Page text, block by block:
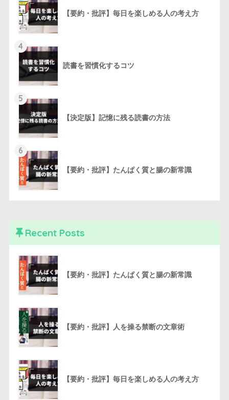
【要約・批評】毎日を楽しめる人の考え方
4
読書を習慣化するコツ
5
【決定版】記憶に残る読書の方法
6
【要約・批評】たんぱく質と腸の新常識
Recent Posts
【要約・批評】たんぱく質と腸の新常識
【要約・批評】人を操る禁断の文章術
【要約・批評】毎日を楽しめる人の考え方